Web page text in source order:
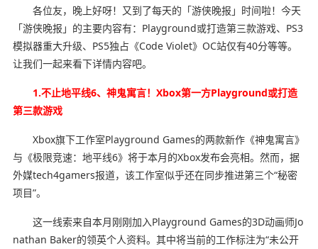
各位友，晚上好呀！又到了每天的「游侠晚报」时间啦！今天
「游侠晚报」的主要内容有：Playground或打造第三款游戏、PS3
模拟器重大升级、PS5独占《Code Violet》OC站仅有40分等等。
让我们一起来看下详情内容吧。
1.不止地平线6、神鬼寓言！Xbox第一方Playground或打造
第三款游戏
Xbox旗下工作室Playground Games的两款新作《神鬼寓言》
与《极限竞速：地平线6》将于本月的Xbox发布会亮相。然而，据
外媒tech4gamers报道，该工作室似乎还在同步推进第三个“秘密
项目”。
这一线索来自本月刚刚加入Playground Games的3D动画师Jo
nathan Baker的领英个人资料。其中将当前的工作标注为“未公开